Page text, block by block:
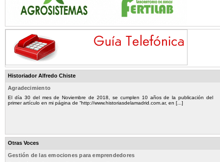
Historiador Alfredo Chiste
Agradecimiento
El día 30 del mes de Noviembre de 2018, se cumplen 10 años de la publicación del
primer artículo en mi página de “http://www.historiasdelamadrid.com.ar, en [...]
Otras Voces
Gestión de las emociones para emprendedores